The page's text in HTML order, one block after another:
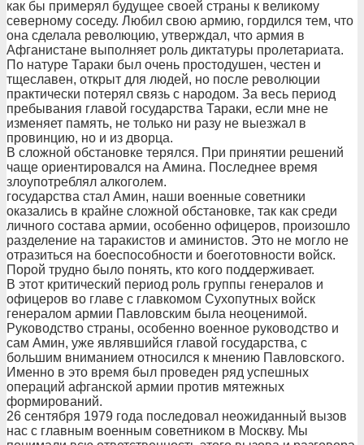
как бы примерял будущее своей страны к великому
северному соседу. Любил свою армию, гордился тем, что
она сделала революцию, утверждал, что армия в
Афганистане выполняет роль диктатуры пролетариата.
По натуре Тараки был очень простодушен, честен и
тщеславен, открыт для людей, но после революции
практически потерял связь с народом. За весь период
пребывания главой государства Тараки, если мне не
изменяет память, не только ни разу не выезжал в
провинцию, но и из дворца.
В сложной обстановке терялся. При принятии решений
чаще ориентировался на Амина. Последнее время
злоупотреблял алкоголем.
государства стал Амин, наши военные советники
оказались в крайне сложной обстановке, так как среди
личного состава армии, особенно офицеров, произошло
разделение на таракистов и аминистов. Это не могло не
отразиться на боеспособности и боеготовности войск.
Порой трудно было понять, кто кого поддерживает.
В этот критический период роль группы генералов и
офицеров во главе с главкомом Сухопутных войск
генералом армии Павловским была неоценимой.
Руководство страны, особенно военное руководство и
сам Амин, уже являвшийся главой государства, с
большим вниманием относился к мнению Павловского.
Именно в это время был проведен ряд успешных
операций афганской армии против мятежных
формирований.
26 сентября 1979 года последовал неожиданный вызов
нас с главным военным советником в Москву. Мы